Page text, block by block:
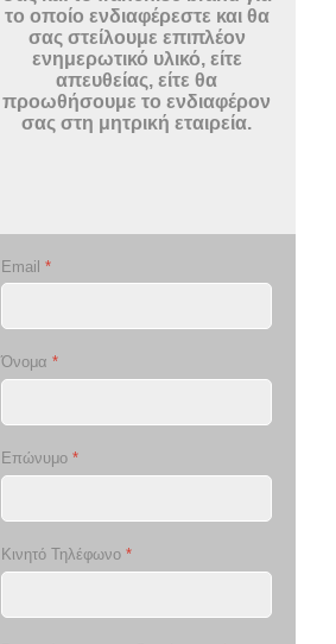
το οποίο ενδιαφέρεστε και θα
σας στείλουμε επιπλέον
ενημερωτικό υλικό, είτε
απευθείας, είτε θα
προωθήσουμε το ενδιαφέρον
σας στη μητρική εταιρεία.
Email *
Όνομα *
Επώνυμο *
Κινητό Τηλέφωνο *